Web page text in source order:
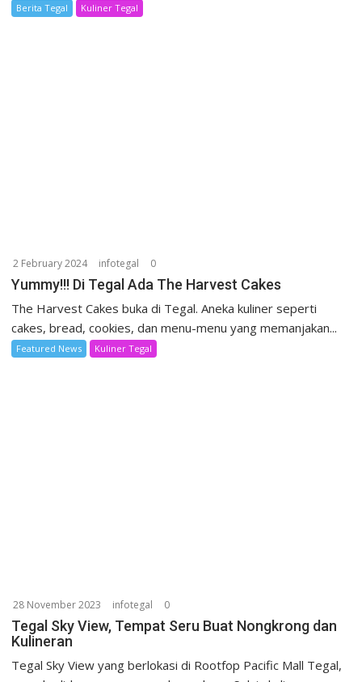
Berita Tegal Kuliner Tegal
2 February 2024 infotegal 0
Yummy!!! Di Tegal Ada The Harvest Cakes
The Harvest Cakes buka di Tegal. Aneka kuliner seperti
cakes, bread, cookies, dan menu-menu yang memanjakan...
Featured News Kuliner Tegal
28 November 2023 infotegal 0
Tegal Sky View, Tempat Seru Buat Nongkrong dan
Kulineran
Tegal Sky View yang berlokasi di Rootfop Pacific Mall Tegal,